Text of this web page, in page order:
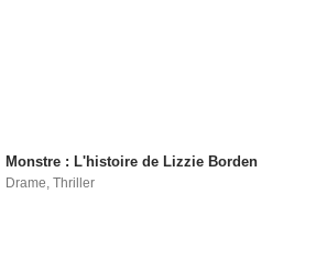
Monstre : L'histoire de Lizzie Borden
Drame ,Thriller